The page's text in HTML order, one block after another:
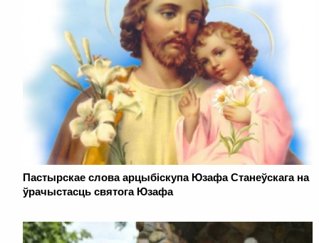
Пастырскае слова арцыбіскупа Юзафа Станеўскага на
ўрачыстасць святога Юзафа